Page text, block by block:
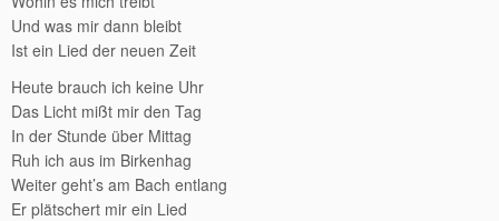
Und was mir dann bleibt
Ist ein Lied der neuen Zeit
Heute brauch ich keine Uhr
Das Licht mißt mir den Tag
In der Stunde über Mittag
Ruh ich aus im Birkenhag
Weiter geht’s am Bach entlang
Er plätschert mir ein Lied